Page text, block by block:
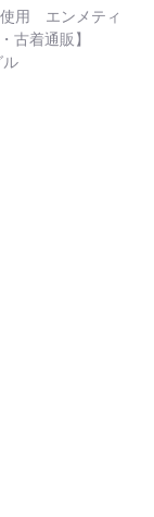
用 エンメティ
古着通販】
ル